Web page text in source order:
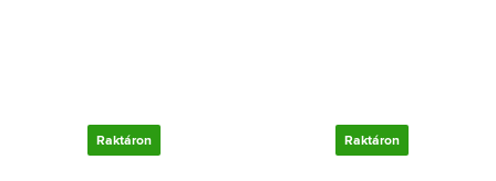
Raktáron Raktáron